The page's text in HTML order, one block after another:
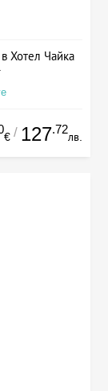
Хотел Чайка
€ / 127.72
лв.